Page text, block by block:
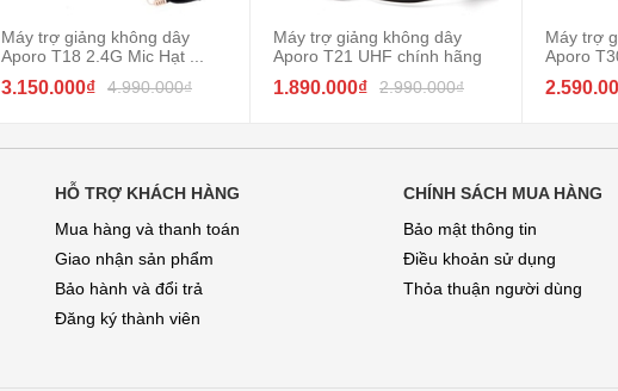
Máy trợ giảng không dây
Aporo T18 2.4G Mic Hạt ...
3.150.000₫ 4.990.000₫
Máy trợ giảng không dây
Aporo T21 UHF chính hãng
1.890.000₫ 2.990.000₫
Máy trợ
Aporo
HỖ TRỢ KHÁCH HÀNG
Mua hàng và thanh toán
Giao nhận sản phẩm
Bảo hành và đổi trả
Đăng ký thành viên
CHÍNH SÁCH MUA HÀNG
Bảo mật thông tin
Điều khoản sử dụng
Thỏa thuận người dùng